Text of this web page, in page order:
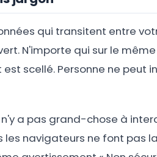
qui transitent entre
N'importe qui sur le
est scellé. Personne ne peut
a pas grand-chose à
navigateurs ne font pas